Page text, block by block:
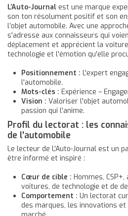
L’Auto-Journal est une marque
son ton résolument positif et son
l’objet automobile. Avec une
s'adresse aux connaisseurs qui
déplacement et apprécient la
technologie et l'émotion qu'elle
Positionnement : L'expert
l'automobile.
Mots-clés : Expérience –
Vision : Valoriser l'objet
passion qui l'anime.
Profil du lectorat : les
de l'automobile
Le lecteur de L'Auto-Journal est un
être informé et inspiré :
Cœur de cible : Hommes,
voitures, de technologie et de
Comportement : Un lectorat
des marques, les innovations